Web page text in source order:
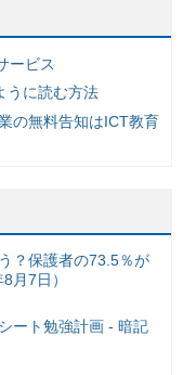
ービス
うに読む方法
の無料告知はICT教育
？保護者の73.5％が
月7日）
ート勉強計画 - 暗記